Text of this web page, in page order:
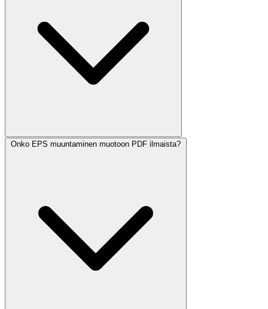
Onko EPS muuntaminen muotoon PDF ilmaista?